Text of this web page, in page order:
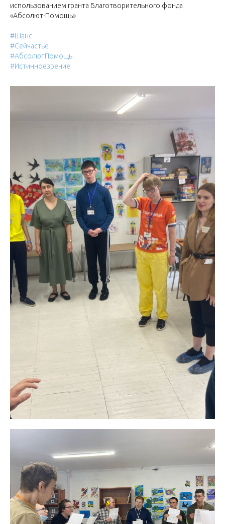
использованием гранта Благотворительного фонда
«Абсолют-Помощь»
#Шанс
#Сейчастье
#АбсолютПомощь
#Истинноезрение